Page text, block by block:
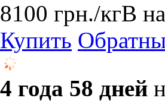
8100 грн./кгВ
Купить
4 года 58 дней